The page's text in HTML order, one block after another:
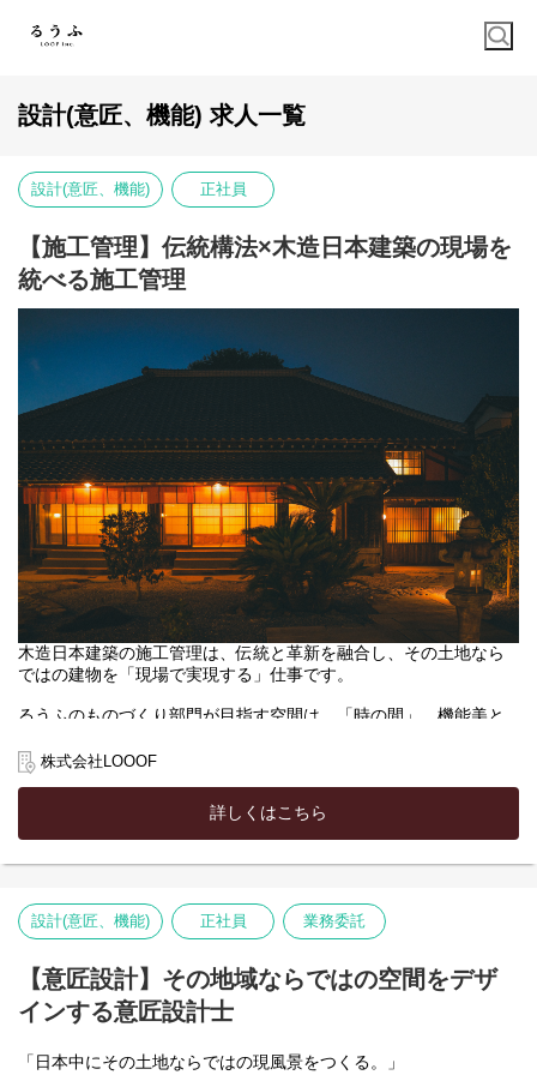
設計(意匠、機能) 求人一覧
設計(意匠、機能) 正社員
【施工管理】伝統構法×木造日本建築の現場を
統べる施工管理
木造日本建築の施工管理は、伝統と革新を融合し、その土地なら
ではの建物を「現場で実現する」仕事です。
るうふのものづくり部門が目指す空間は、「時の間」。機能美と
していくとともに、経年変化で時間がうみだす美しさを見据えた
施工品質を守る仕事です。
施工管理では、設計士が描いた世界観を、ミリ単位の精度と、現
場の段取り力で「ものに変える」役割を担います。古民家リノベ
ーションから伝統構法による新築まで、QCDSE（品質・原価・工
環境を整えていきます。
協力業者・職人さんの選定、見積査定、発注業務
工程管理、品質管理、原価管理、安全衛生管理
行政申請（建築・消防・旅館業）に関わる現場側の調整業務
現場での左官業務・家具製作・備品取付など、ものづくりの実作
株式会社LOOOF
詳しくはこちら
設計(意匠、機能) 正社員 業務委託
【意匠設計】その地域ならではの空間をデザ
インする意匠設計士
「日本中にその土地ならではの現風景をつくる。」